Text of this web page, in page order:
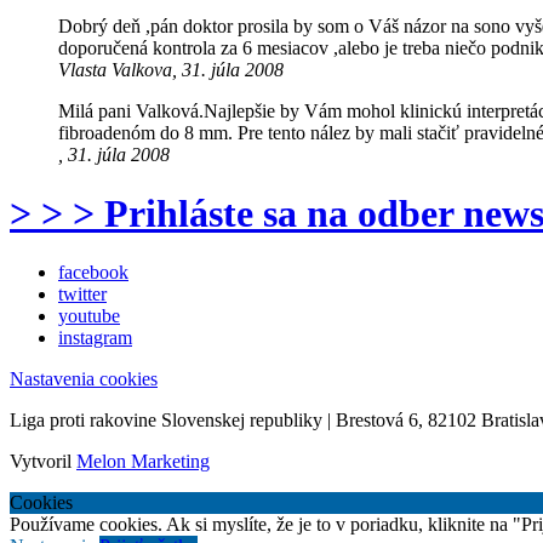
Dobrý deň ,pán doktor prosila by som o Váš názor na sono
doporučená kontrola za 6 mesiacov ,alebo je treba niečo
Vlasta Valkova, 31. júla 2008
Milá pani Valková.Najlepšie by Vám mohol klinickú
fibroadenóm do 8 mm. Pre tento nález by mali stačiť
, 31. júla 2008
> > > Prihláste sa na odber
facebook
twitter
youtube
instagram
Nastavenia cookies
Liga proti rakovine Slovenskej republiky | Brestová 6, 82102
Vytvoril Melon Marketing
Cookies
Používame cookies. Ak si myslíte, že je to v poriadku, kliknite na